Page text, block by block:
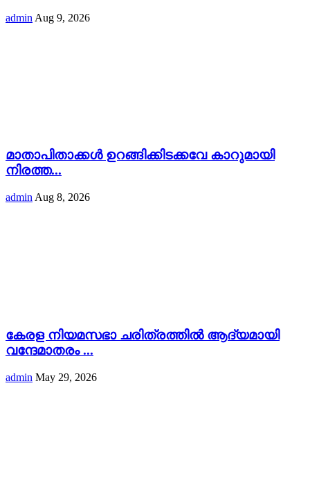
admin Aug 9, 2026
മാതാപിതാക്കൾ ഉറങ്ങിക്കിടക്കവേ കാറുമായി
നിരത്ത...
admin Aug 8, 2026
കേരള നിയമസഭാ ചരിത്രത്തിൽ ആദ്യമായി
വന്ദേമാതരം ...
admin May 29, 2026